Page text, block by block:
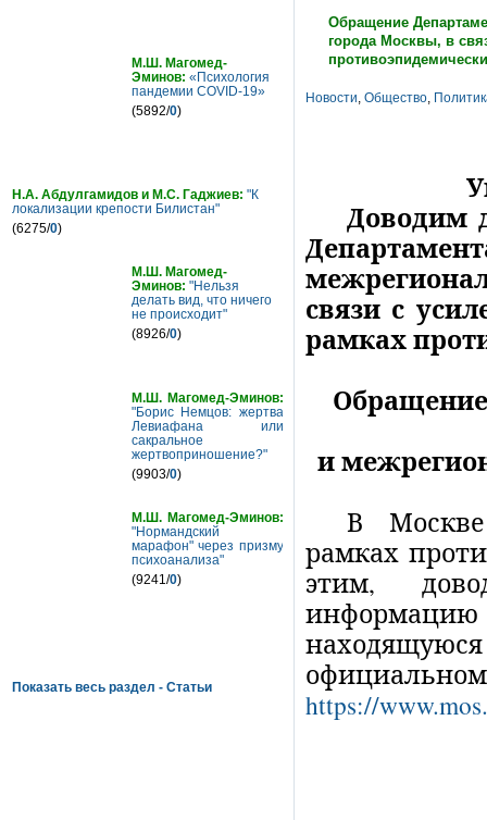
Обращение
города Москвы, в
Новости, Общество,
Доводим
связи с
рамках
и
В
рамках
этим,
https://
М.Ш. Магомед-
Эминов: «Психология
пандемии COVID-19»
(5892/0)
Н.А. Абдулгамидов и М.С. Гаджиев: "К
локализации крепости Билистан"
(6275/0)
М.Ш. Магомед-
Эминов: "Нельзя
делать вид, что ничего
не происходит"
(8926/0)
М.Ш. Магомед-Эминов:
"Борис Немцов: жертва
Левиафана или
сакральное
жертвоприношение?"
(9903/0)
М.Ш. Магомед-Эминов:
"Нормандский
марафон" через призму
психоанализа"
(9241/0)
Показать весь раздел - Статьи